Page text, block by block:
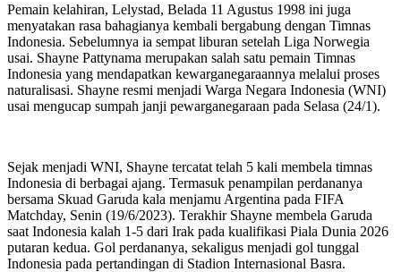
Pemain kelahiran, Lelystad, Belada 11 Agustus 1998 ini juga
menyatakan rasa bahagianya kembali bergabung dengan Timnas
Indonesia. Sebelumnya ia sempat liburan setelah Liga Norwegia
usai. Shayne Pattynama merupakan salah satu pemain Timnas
Indonesia yang mendapatkan kewarganegaraannya melalui proses
naturalisasi. Shayne resmi menjadi Warga Negara Indonesia (WNI)
usai mengucap sumpah janji pewarganegaraan pada Selasa (24/1).
Sejak menjadi WNI, Shayne tercatat telah 5 kali membela timnas
Indonesia di berbagai ajang. Termasuk penampilan perdananya
bersama Skuad Garuda kala menjamu Argentina pada FIFA
Matchday, Senin (19/6/2023). Terakhir Shayne membela Garuda
saat Indonesia kalah 1-5 dari Irak pada kualifikasi Piala Dunia 2026
putaran kedua. Gol perdananya, sekaligus menjadi gol tunggal
Indonesia pada pertandingan di Stadion Internasional Basra.